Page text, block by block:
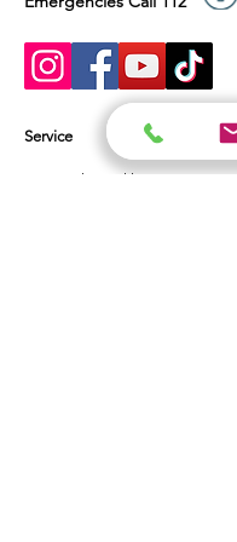
Service
Datenschutzerklärung